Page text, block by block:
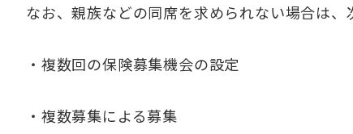
なお、親族などの同席を求められない場合は、
・複数回の保険募集機会の設定
・複数募集による募集